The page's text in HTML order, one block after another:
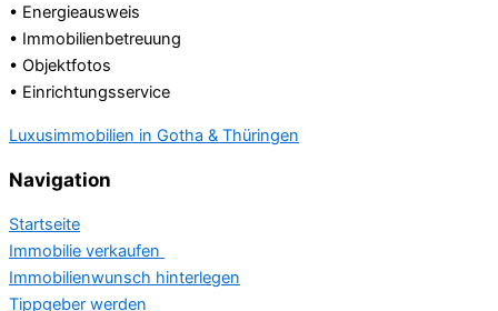
• Energieausweis
• Immobilienbetreuung
• Objektfotos
• Einrichtungsservice
Luxusimmobilien in Gotha & Thüringen
Navigation
Startseite
Immobilie verkaufen
Immobilienwunsch hinterlegen
Tippgeber werden